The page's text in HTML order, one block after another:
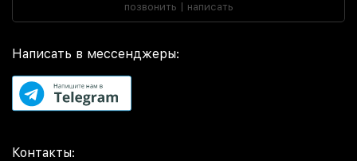
позвонить | написать
Написать в мессенджеры:
Контакты: